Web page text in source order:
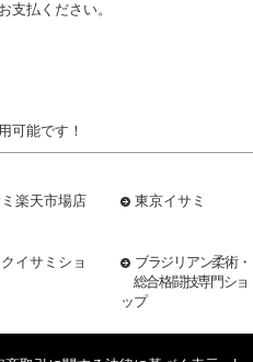
支払ください。
可能です！
楽天市場店 東京イサミ
イサミショ
ブラジリアン柔術・
総合格闘技専門ショ
ップ